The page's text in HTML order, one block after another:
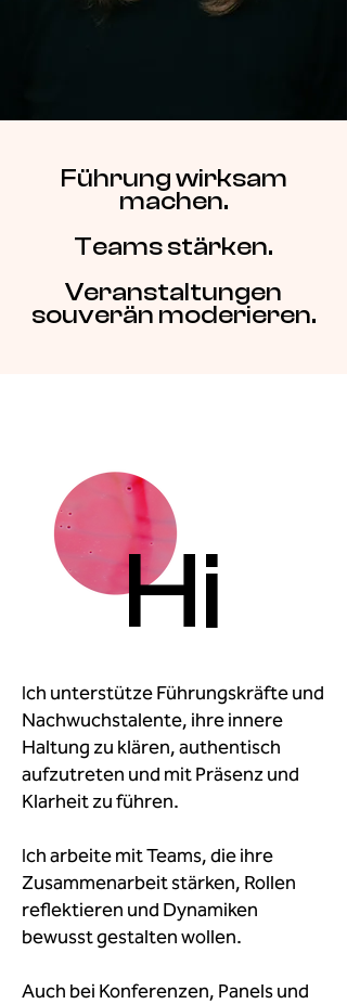
Führung wirksam
machen.
Teams stärken.
Veranstaltungen
souverän moderieren.
Hi
Ich unterstütze Führungskräfte und
Nachwuchstalente, ihre innere
Haltung zu klären, authentisch
aufzutreten und mit Präsenz und
Klarheit zu führen.
Ich arbeite mit Teams, die ihre
Zusammenarbeit stärken, Rollen
reflektieren und Dynamiken
bewusst gestalten wollen.
Auch bei Konferenzen, Panels und